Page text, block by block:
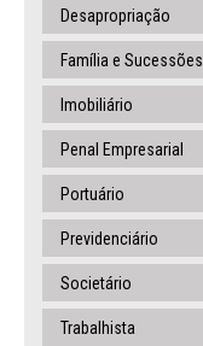
Desapropriação
Família e Sucessões
Imobiliário
Penal Empresarial
Portuário
Previdenciário
Societário
Trabalhista